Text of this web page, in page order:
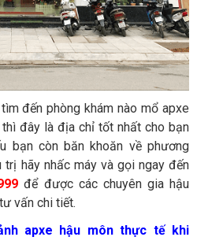
đến phòng khám nào mổ apxe
đây là địa chỉ tốt nhất cho bạn
bạn còn băn khoăn về phương
hãy nhấc máy và gọi ngay đến
để được các chuyên gia hậu
vấn chi tiết.
apxe hậu môn thực tế khi